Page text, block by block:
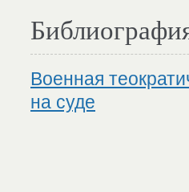
Военная
на суде